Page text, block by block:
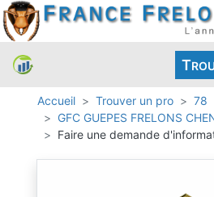
T
Accueil Trouver un pro
78
GFC GUEPES FRELONS
Faire une demande